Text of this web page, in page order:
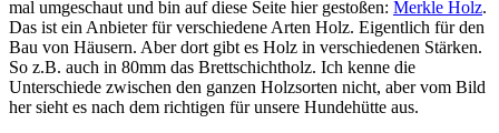
mal umgeschaut und bin auf diese Seite hier gestoßen: Merkle Holz.
Das ist ein Anbieter für verschiedene Arten Holz. Eigentlich für den
Bau von Häusern. Aber dort gibt es Holz in verschiedenen Stärken.
So z.B. auch in 80mm das Brettschichtholz. Ich kenne die
Unterschiede zwischen den ganzen Holzsorten nicht, aber vom Bild
her sieht es nach dem richtigen für unsere Hundehütte aus.